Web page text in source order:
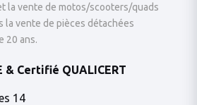
la vente de motos/scooters/quads
la vente de pièces détachées
20 ans.
& Certifié QUALICERT
14